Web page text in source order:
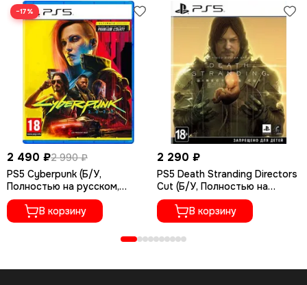
−17%
2 490 ₽2 990 ₽
PS5 Cyberpunk (Б/У,
Полностью на русском,
PPSA-04027)
В корзину
2 290 ₽
PS5 Death Stranding Directors
Cut (Б/У, Полностью на
русском языке, PPSA-01968)
В корзину